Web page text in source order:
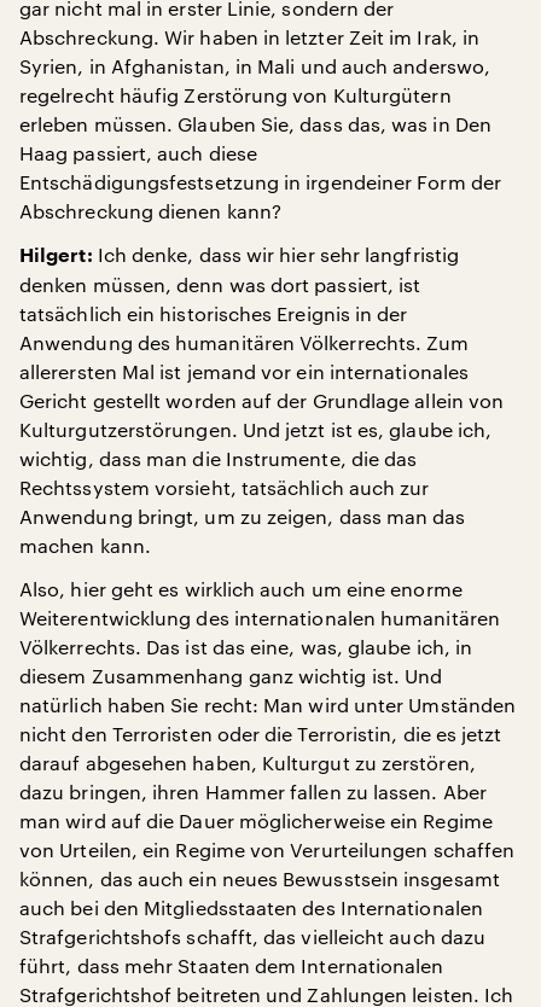
gar nicht mal in erster Linie, sondern der
Abschreckung. Wir haben in letzter Zeit im Irak, in
Syrien, in Afghanistan, in Mali und auch anderswo,
regelrecht häufig Zerstörung von Kulturgütern
erleben müssen. Glauben Sie, dass das, was in Den
Haag passiert, auch diese
Entschädigungsfestsetzung in irgendeiner Form der
Abschreckung dienen kann?
Hilgert: Ich denke, dass wir hier sehr langfristig
denken müssen, denn was dort passiert, ist
tatsächlich ein historisches Ereignis in der
Anwendung des humanitären Völkerrechts. Zum
allerersten Mal ist jemand vor ein internationales
Gericht gestellt worden auf der Grundlage allein von
Kulturgutzerstörungen. Und jetzt ist es, glaube ich,
wichtig, dass man die Instrumente, die das
Rechtssystem vorsieht, tatsächlich auch zur
Anwendung bringt, um zu zeigen, dass man das
machen kann.
Also, hier geht es wirklich auch um eine enorme
Weiterentwicklung des internationalen humanitären
Völkerrechts. Das ist das eine, was, glaube ich, in
diesem Zusammenhang ganz wichtig ist. Und
natürlich haben Sie recht: Man wird unter Umständen
nicht den Terroristen oder die Terroristin, die es jetzt
darauf abgesehen haben, Kulturgut zu zerstören,
dazu bringen, ihren Hammer fallen zu lassen. Aber
man wird auf die Dauer möglicherweise ein Regime
von Urteilen, ein Regime von Verurteilungen schaffen
können, das auch ein neues Bewusstsein insgesamt
auch bei den Mitgliedsstaaten des Internationalen
Strafgerichtshofs schafft, das vielleicht auch dazu
führt, dass mehr Staaten dem Internationalen
Strafgerichtshof beitreten und Zahlungen leisten. Ich